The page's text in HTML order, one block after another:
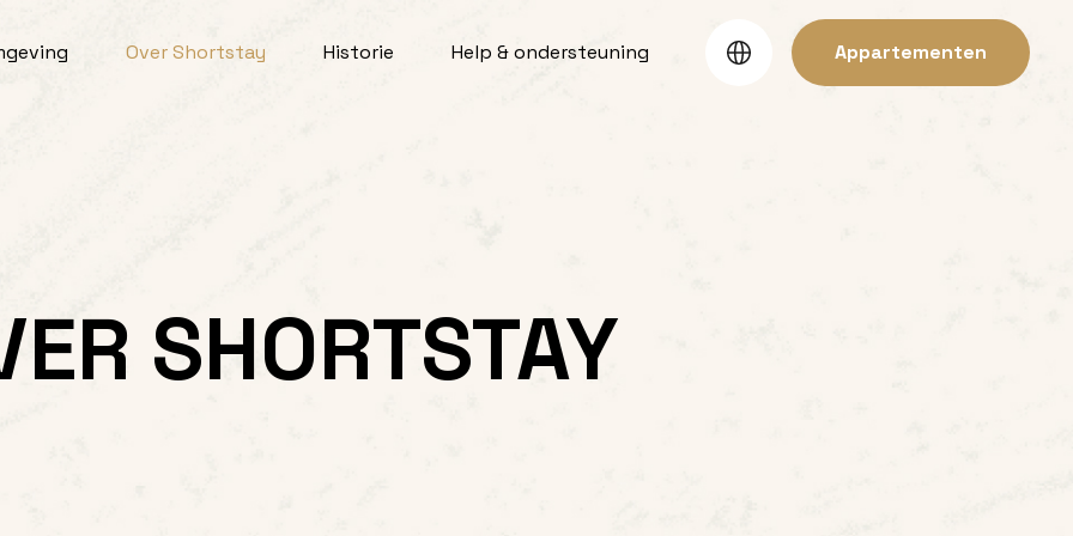
Over Shortstay Historie Help & ondersteuning Appartementen
SHORTSTAY